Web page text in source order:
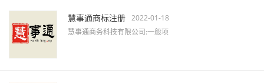
慧事通商标注册 2022-01-18
慧事通商务科技有限公司:一般项